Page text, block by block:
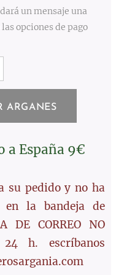
opciones de pago
ARGANES
a España 9€
su pedido y no ha
la bandeja de
DE CORREO NO
24 h. escríbanos